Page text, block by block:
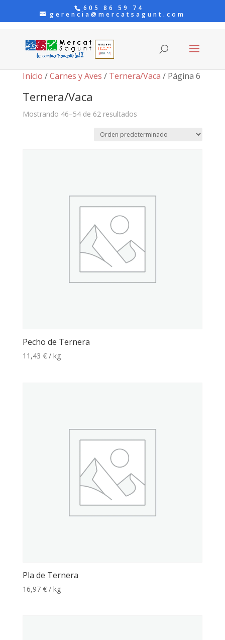
605 86 59 74
gerencia@mercatsagunt.com
Inicio /Carnes y Aves / Ternera/Vaca / Página 6
Ternera/Vaca
Mostrando 46–54 de 62 resultados
Pecho de Ternera
11,43 € / kg
Pla de Ternera
16,97 € / kg